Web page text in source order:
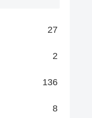
27
2
136
8